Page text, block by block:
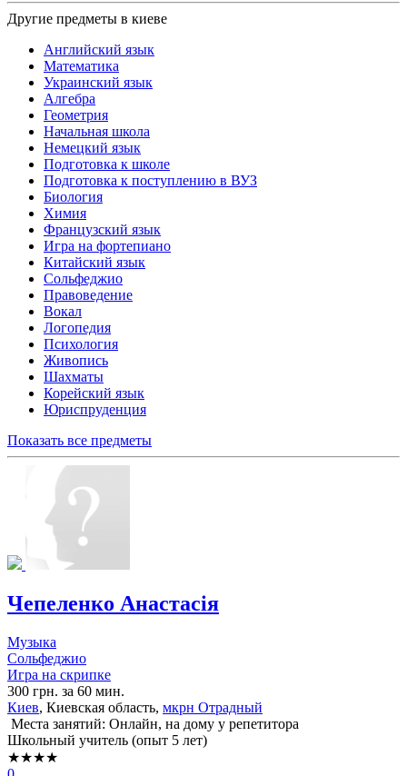
Другие предметы в киеве
Английский язык
Математика
Украинский язык
Алгебра
Геометрия
Начальная школа
Немецкий язык
Подготовка к школе
Подготовка к поступлению в ВУЗ
Биология
Химия
Французский язык
Игра на фортепиано
Китайский язык
Сольфеджио
Правоведение
Вокал
Логопедия
Психология
Живопись
Шахматы
Корейский язык
Юриспруденция
Показать все предметы
Чепеленко Анастасія
Музыка
Сольфеджио
Игра на скрипке
300 грн. за 60 мин.
Киев, Киевская область, мкрн Отрадный
Места занятий: Онлайн, на дому у репетитора
Школьный учитель (опыт 5 лет)
★★★★